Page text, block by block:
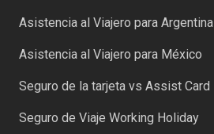
Asistencia al Viajero para Argentina
Asistencia al Viajero para México
Seguro de la tarjeta vs Assist Card
Seguro de Viaje Working Holiday